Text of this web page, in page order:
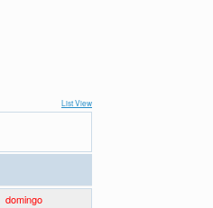
List View
domingo